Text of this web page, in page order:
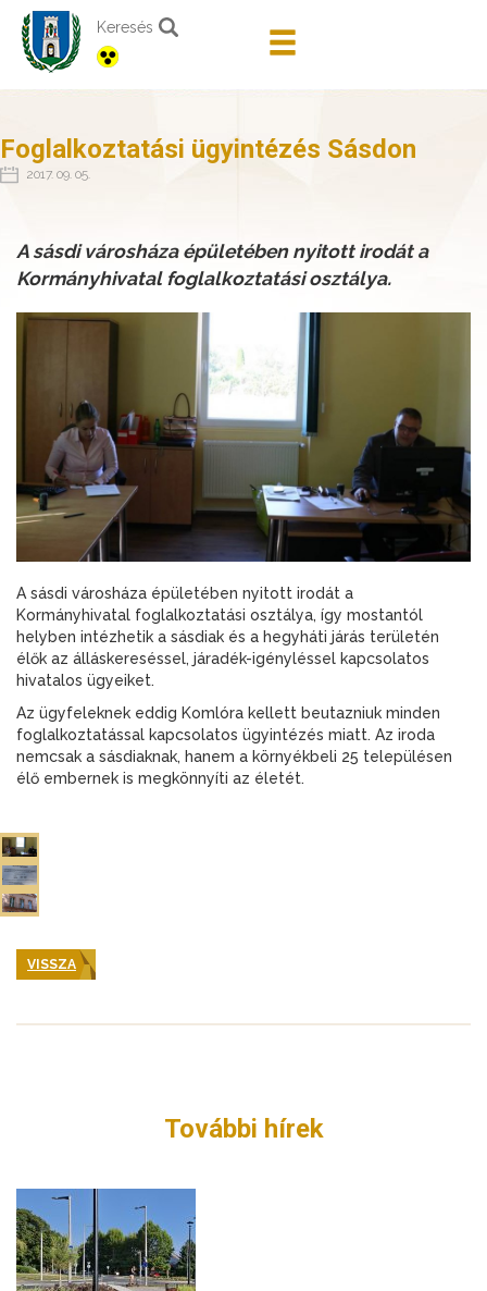
Keresés
Foglalkoztatási ügyintézés Sásdon
2017. 09. 05.
A sásdi városháza épületében nyitott irodát a
Kormányhivatal foglalkoztatási osztálya.
A sásdi városháza épületében nyitott irodát a
Kormányhivatal foglalkoztatási osztálya, így mostantól
helyben intézhetik a sásdiak és a hegyháti járás területén
élők az álláskereséssel, járadék-igényléssel kapcsolatos
hivatalos ügyeiket.
Az ügyfeleknek eddig Komlóra kellett beutazniuk minden
foglalkoztatással kapcsolatos ügyintézés miatt. Az iroda
nemcsak a sásdiaknak, hanem a környékbeli 25 településen
élő embernek is megkönnyíti az életét.
VISSZA
További hírek